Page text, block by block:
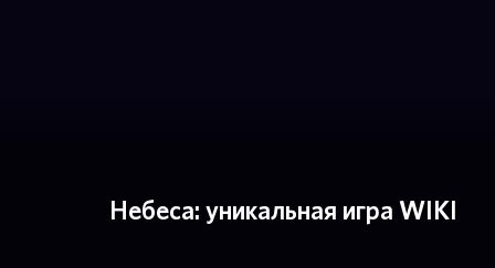
Небеса: уникальная игра WIKI